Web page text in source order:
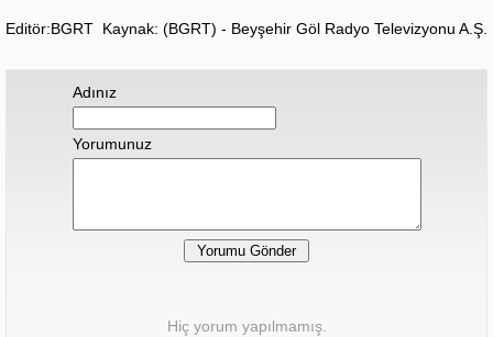
Editör:BGRT Kaynak: (BGRT) - Beyşehir Göl Radyo Televizyonu A.Ş.
Adınız
Yorumunuz
Hiç yorum yapılmamış.